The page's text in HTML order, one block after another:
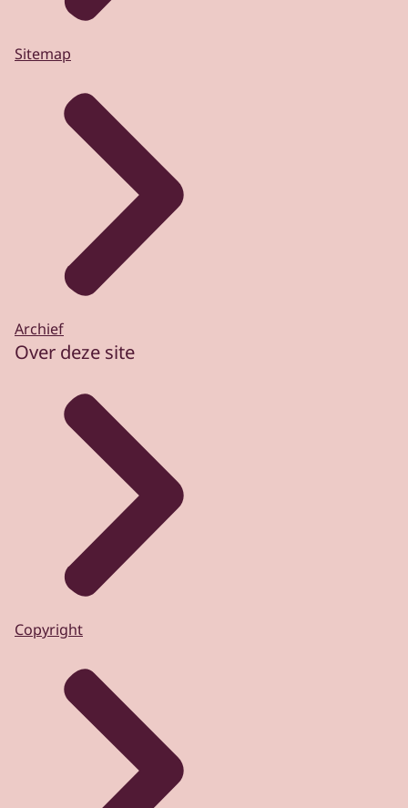
Sitemap
Archief
Over deze site
Copyright